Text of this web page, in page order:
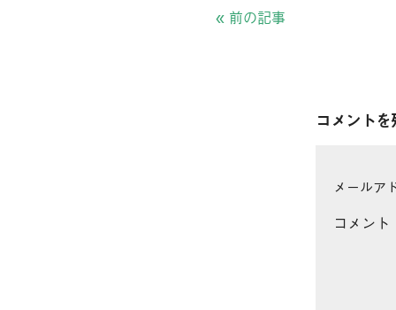
« 前の記事
コメント
メールア
コメント